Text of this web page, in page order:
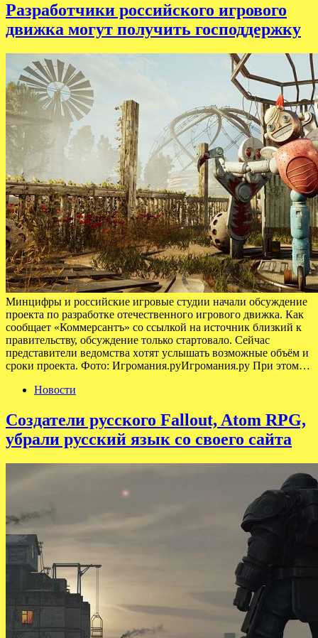
Разработчики российского игрового
движка могут получить господдержку
Минцифры и российские игровые студии начали обсуждение
проекта по разработке отечественного игрового движка. Как
сообщает «Коммерсантъ» со ссылкой на источник близкий к
правительству, обсуждение только стартовало. Сейчас
представители ведомства хотят услышать возможные объём и
сроки проекта. Фото: Игромания.руИгромания.ру При этом…
Новости
Создатели русского Fallout, Atom RPG,
убрали русский язык со своего сайта